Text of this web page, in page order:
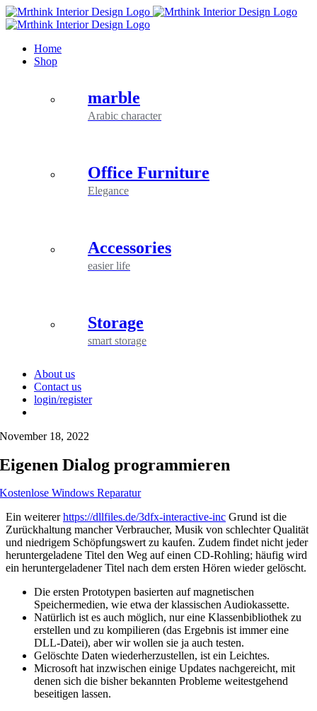
Skip
to
Home
Shop
marble
Arabic character
Office Furniture
Elegance
Accessories
easier life
Storage
smart storage
About us
Contact us
login/register
November 18, 2022
Eigenen Dialog programmieren
Kostenlose Windows Reparatur
Ein weitererhttps://dllfiles.de/3dfx-interactive-inc Grund ist die
Zurückhaltung mancher Verbraucher, Musik von schlechter Qualität
und niedrigem Schöpfungswert zu kaufen. Zudem findet nicht jeder
heruntergeladene Titel den Weg auf einen CD-Rohling; häufig wird
ein heruntergeladener Titel nach dem ersten Hören wieder gelöscht.
Die ersten Prototypen basierten auf magnetischen
Speichermedien, wie etwa der klassischen Audiokassette.
Natürlich ist es auch möglich, nur eine Klassenbibliothek zu
erstellen und zu kompilieren (das Ergebnis ist immer eine
DLL-Datei), aber wir wollen sie ja auch testen.
Gelöschte Daten wiederherzustellen, ist ein Leichtes.
Microsoft hat inzwischen einige Updates nachgereicht, mit
denen sich die bisher bekannten Probleme weitestgehend
beseitigen lassen.